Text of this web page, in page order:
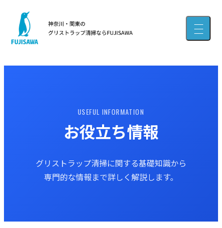
USEFUL INFORMATION
お役立ち情報
グリストラップ清掃に関する基礎知識から
専門的な情報まで詳しく解説します。